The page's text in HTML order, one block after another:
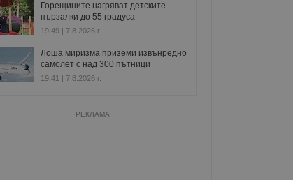
Горещините нагряват детските
пързалки до 55 градуса
19:49 | 7.8.2026 г.
Лоша миризма приземи извънредно
самолет с над 300 пътници
19:41 | 7.8.2026 г.
РЕКЛАМА